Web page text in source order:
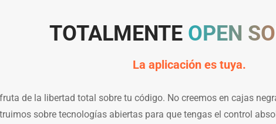
TOTALMENTE OPEN
La aplicación es tuya.
de la libertad total sobre tu código. No creemos en cajas
sobre tecnologías abiertas para que tengas el control